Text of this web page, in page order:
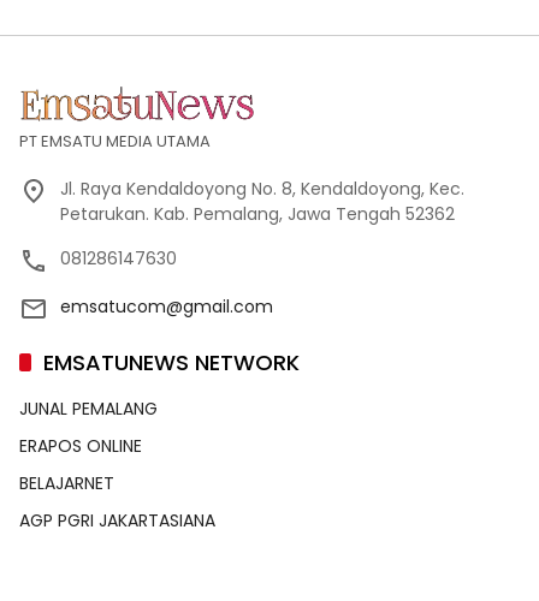
PT EMSATU MEDIA UTAMA
Jl. Raya Kendaldoyong No. 8, Kendaldoyong, Kec.
Petarukan. Kab. Pemalang, Jawa Tengah 52362
081286147630
emsatucom@gmail.com
EMSATUNEWS NETWORK
JUNAL PEMALANG
ERAPOS ONLINE
BELAJARNET
AGP PGRI JAKARTASIANA